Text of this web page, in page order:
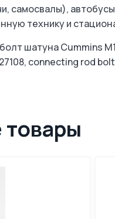
самосвалы),
технику и
болт шатуна Cummins
connecting rod bolt